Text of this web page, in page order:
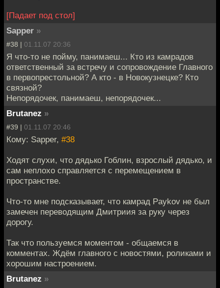
[Падает под стол]
Sapper »
#38 | 01.11.07 20:36
Я что-то не пойму, панимаеш... Кто из камрадов
ответственный за встречу и сопровождение Главного
в первопрестольной? А кто - в Новокузнецке? Кто
связной?
Непорядочек, панимаеш, непорядочек...
Brutanez »
#39 | 01.11.07 20:46
Кому: Sapper, #38
Ходят слухи, что дядько Гоблин, взрослый дядько, и
сам неплохо справляется с перемещением в
пространстве.
Что-то мне подсказывает, что камрад Paykov не был
замечен переводящим Дмитриия за руку через
дорогу.
Так что пользуемся моментом - общаемся в
комментах. Ждём главного с новостями, роликами и
хорошим настроением.
Brutanez »